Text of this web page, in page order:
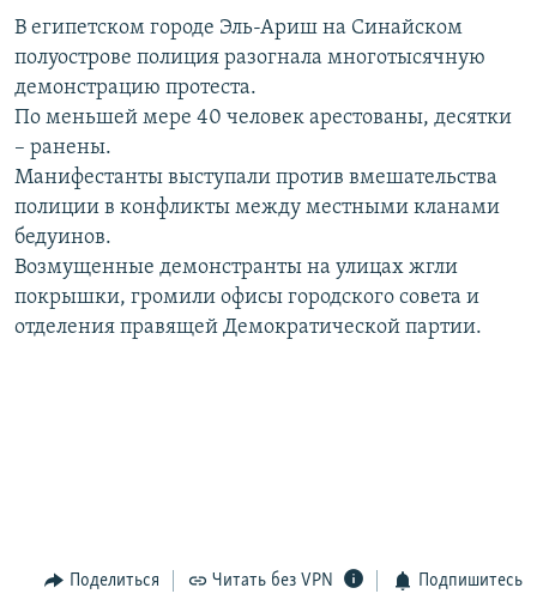
поиску
СЕВЕР.РЕАЛИИ
СИБИРЬ.РЕАЛИИ
РАСПИСАНИЕ ВЕЩАНИЯ
ПОДПИШИТЕСЬ НА РАССЫЛКУ
СОЦИАЛЬНЫЕ СЕТИ
В египетском городе Эль-Ариш на Синайском
полуострове полиция разогнала многотысячную
демонстрацию протеста.
По меньшей мере 40 человек арестованы, десятки
– ранены.
Манифестанты выступали против вмешательства
полиции в конфликты между местными кланами
бедуинов.
Возмущенные демонстранты на улицах жгли
покрышки, громили офисы городского совета и
отделения правящей Демократической партии.
Поделиться Читать без VPN Подпишитесь